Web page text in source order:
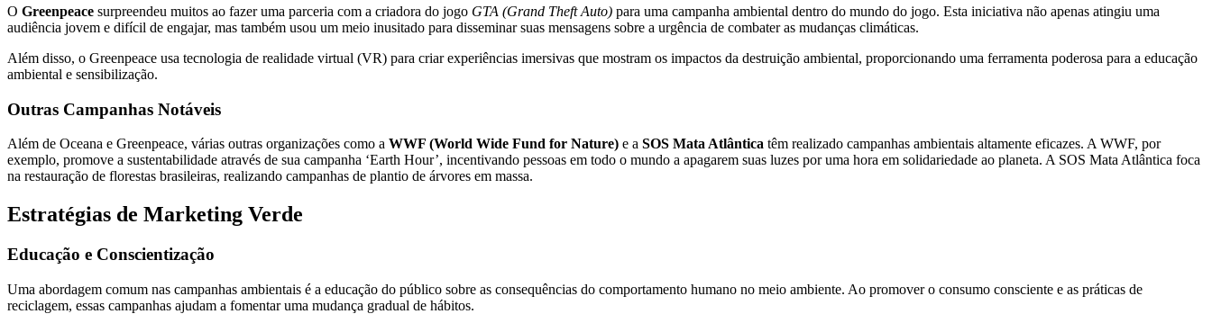
O Greenpeace surpreendeu muitos ao fazer uma parceria com a criadora do jogo GTA (Grand Theft Auto) para uma campanha ambiental dentro do mundo do jogo. Esta iniciativa não apenas atingiu uma
audiência jovem e difícil de engajar, mas também usou um meio inusitado para disseminar suas mensagens sobre a urgência de combater as mudanças climáticas.
Além disso, o Greenpeace usa tecnologia de realidade virtual (VR) para criar experiências imersivas que mostram os impactos da destruição ambiental, proporcionando uma ferramenta poderosa para a educação
ambiental e sensibilização.
Outras Campanhas Notáveis
Além de Oceana e Greenpeace, várias outras organizações como a WWF (World Wide Fund for Nature) e a SOS Mata Atlântica têm realizado campanhas ambientais altamente eficazes. A WWF, por
exemplo, promove a sustentabilidade através de sua campanha ‘Earth Hour’, incentivando pessoas em todo o mundo a apagarem suas luzes por uma hora em solidariedade ao planeta. A SOS Mata Atlântica foca
na restauração de florestas brasileiras, realizando campanhas de plantio de árvores em massa.
Estratégias de Marketing Verde
Educação e Conscientização
Uma abordagem comum nas campanhas ambientais é a educação do público sobre as consequências do comportamento humano no meio ambiente. Ao promover o consumo consciente e as práticas de
reciclagem, essas campanhas ajudam a fomentar uma mudança gradual de hábitos.